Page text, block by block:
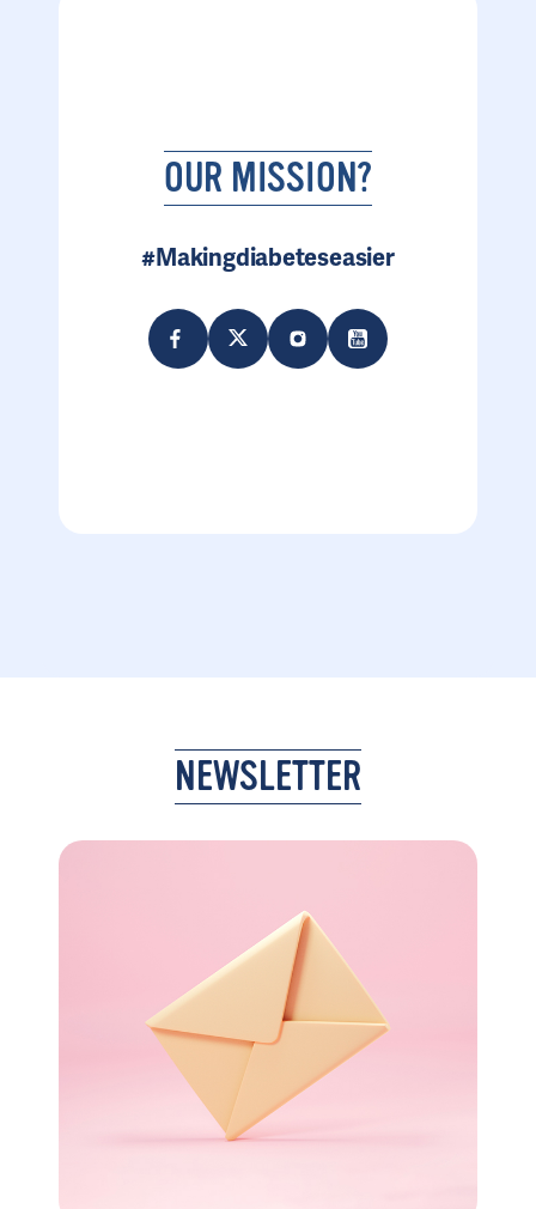
OUR MISSION?
#Makingdiabeteseasier
NEWSLETTER